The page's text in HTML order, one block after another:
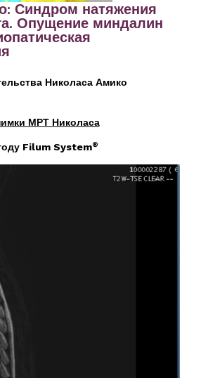
Синдром натяжения
Опущение миндалин
Николаса Амико
МРТ Николаса
Filum System®